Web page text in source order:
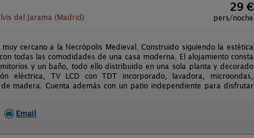
del Jarama (Madrid)
29 €
pers/noche
cercano a la Necrópolis Medieval. Construido siguiendo la estética
todas las comodidades de una casa moderna. El alojamiento consta
y un baño, todo ello distribuido en una sola planta y decorado
eléctrica, TV LCD con TDT incorporado, lavadora, microondas,
madera. Cuenta además con un patio independiente para disfrutar
Email